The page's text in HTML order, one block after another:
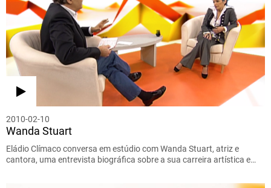
2010-02-10
Wanda Stuart
Eládio Clímaco conversa em estúdio com Wanda Stuart, atriz e
cantora, uma entrevista biográfica sobre a sua carreira artística e…